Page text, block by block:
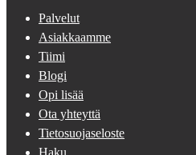
Palvelut
Asiakkaamme
Tiimi
Blogi
Opi lisää
Ota yhteyttä
Tietosuojaseloste
Haku